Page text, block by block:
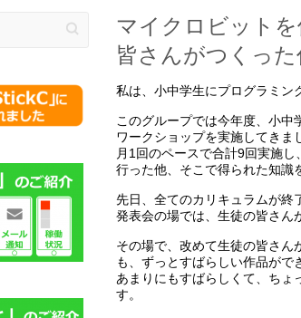
マイクロビット
皆さんがつくっ
私は、小中学生にプログラミン
このグループでは今年度、小
ワークショップを実施してきま
月1回のペースで合計9回実施
行った他、そこで得られた知識
先日、全てのカリキュラムが終
発表会の場では、生徒の皆さん
その場で、改めて生徒の皆さん
も、ずっとすばらしい作品がで
あまりにもすばらしくて、ちょ
す。